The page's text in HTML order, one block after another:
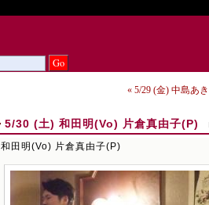
« 5/29 (金) 中島あ
5/30 (土) 和田明(Vo) 片倉真由子(P)
和田明(Vo) 片倉真由子(P)